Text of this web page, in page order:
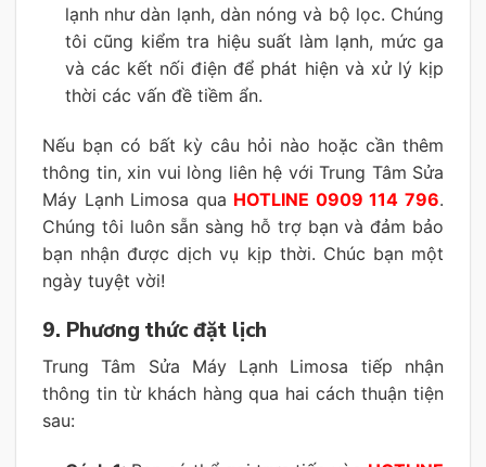
lạnh như dàn lạnh, dàn nóng và bộ lọc. Chúng
tôi cũng kiểm tra hiệu suất làm lạnh, mức ga
và các kết nối điện để phát hiện và xử lý kịp
thời các vấn đề tiềm ẩn.
Nếu bạn có bất kỳ câu hỏi nào hoặc cần thêm
thông tin, xin vui lòng liên hệ với Trung Tâm Sửa
Máy Lạnh Limosa qua HOTLINE 0909 114 796.
Chúng tôi luôn sẵn sàng hỗ trợ bạn và đảm bảo
bạn nhận được dịch vụ kịp thời. Chúc bạn một
ngày tuyệt vời!
9. Phương thức đặt lịch
Trung Tâm Sửa Máy Lạnh Limosa tiếp nhận
thông tin từ khách hàng qua hai cách thuận tiện
sau: